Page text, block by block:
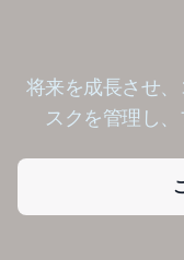
将来を成長させ
スクを管理し、